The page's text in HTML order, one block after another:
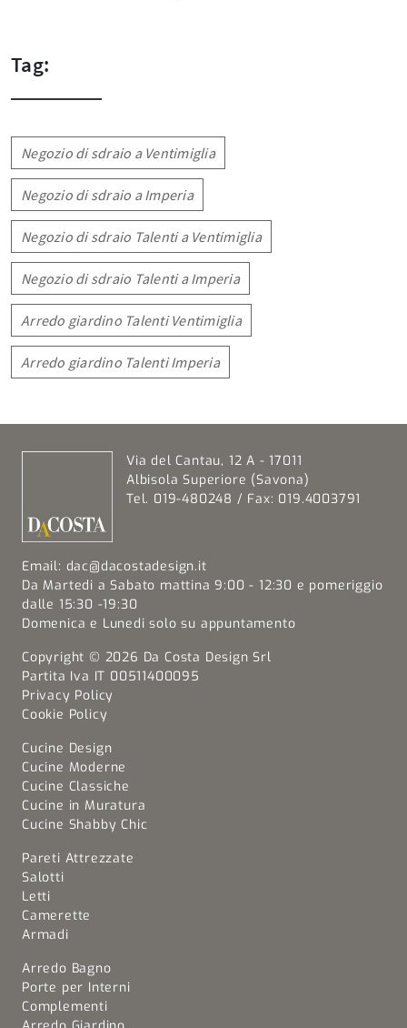
Tag:
Negozio di sdraio a Ventimiglia
Negozio di sdraio a Imperia
Negozio di sdraio Talenti a Ventimiglia
Negozio di sdraio Talenti a Imperia
Arredo giardino Talenti Ventimiglia
Arredo giardino Talenti Imperia
Via del Cantau, 12 A - 17011
Albisola Superiore (Savona)
Tel. 019-480248 / Fax: 019.4003791
Email: dac@dacostadesign.it
Da Martedi a Sabato mattina 9:00 - 12:30 e pomeriggio
dalle 15:30 -19:30
Domenica e Lunedi solo su appuntamento
Copyright © 2026 Da Costa Design Srl
Partita Iva IT 00511400095
Privacy Policy
Cookie Policy
Cucine Design
Cucine Moderne
Cucine Classiche
Cucine in Muratura
Cucine Shabby Chic
Pareti Attrezzate
Salotti
Letti
Camerette
Armadi
Arredo Bagno
Porte per Interni
Complementi